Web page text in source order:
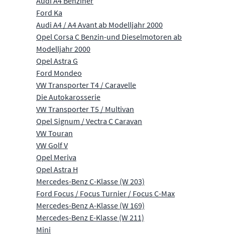
Ford Ka
Audi A4 / A4 Avant ab Modelljahr 2000
Opel Corsa C Benzin-und Dieselmotoren ab
Modelljahr 2000
Opel Astra G
Ford Mondeo
VW Transporter T4 / Caravelle
Die Autokarosserie
VW Transporter T5 / Multivan
Opel Signum / Vectra C Caravan
VW Touran
VW Golf V
Opel Meriva
Opel Astra H
Mercedes-Benz C-Klasse (W 203)
Ford Focus / Focus Turnier / Focus C-Max
Mercedes-Benz A-Klasse (W 169)
Mercedes-Benz E-Klasse (W 211)
Mini